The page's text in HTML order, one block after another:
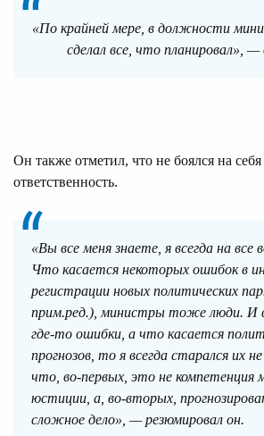
«По крайней мере, в должности
сделал все, что планировал», —
Он также отметил, что не боялся на себя
ответственность.
«Вы все меня знаете, я всегда на все
Что касается некоторых ошибок в
регистрации новых политических
прим.ред.), министры тоже люди. И
где-то ошибки, а что касается
прогнозов, то я всегда старался их
что, во-первых, это не компетенция
юстиции, а, во-вторых,
сложное дело», — резюмировал он.